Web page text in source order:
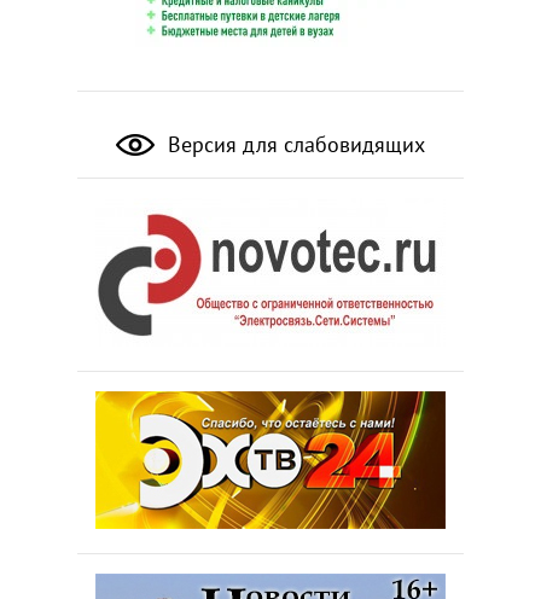
Версия для слабовидящих